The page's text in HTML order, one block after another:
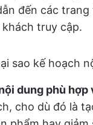
đến các
truy cập.
sao kế hoạch
dung phù
cho dù đó là